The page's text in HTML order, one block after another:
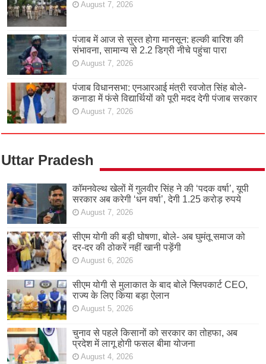
August 7, 2026
पंजाब में आज से सुस्त होगा मानसून: हल्की बारिश की
संभावना, सामान्य से 2.2 डिग्री नीचे पहुंचा पारा
August 7, 2026
पंजाब विधानसभा: एनआरआई मंत्री रवजोत सिंह बोले-
कनाडा में फंसे विद्यार्थियों को पूरी मदद देगी पंजाब सरकार
August 7, 2026
Uttar Pradesh
कॉमनवेल्थ खेलों में गुलवीर सिंह ने की ‘पदक वर्षा’, यूपी
सरकार अब करेगी ‘धन वर्षा’, देगी 1.25 करोड़ रुपये
August 7, 2026
सीएम योगी की बड़ी घोषणा, बोले- अब घुमंतू समाज को
दर-दर की ठोकरें नहीं खानी पड़ेंगी
August 6, 2026
सीएम योगी से मुलाकात के बाद बोले फ्लिपकार्ट CEO,
राज्य के लिए किया बड़ा ऐलान
August 5, 2026
चुनाव से पहले किसानों को सरकार का तोहफा, अब
प्रदेश में लागू होगी फसल बीमा योजना
August 4, 2026